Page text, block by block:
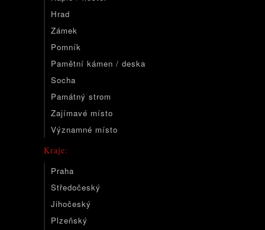
Hrad
Zámek
Pomník
Pamětní kámen / deska
Socha
Památný strom
Zajímavé místo
Významné místo
Kraje:
Praha
Středočeský
Jihočeský
Plzeňský